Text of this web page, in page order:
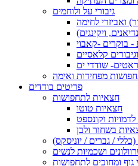
גיבורי על ולוחמים
ואביזרי לחימה
ויקינגים)
בוקרים -קאבוי
קלאסיים
שודדי ים
מפחידות ואימה
פריטים בודדים
חצאיות לתחפושות
חצאיות טוטו
וקונספט
בשחור ולבן
/ גברים / יוניסקס)
ושכמיות לנשים
גוף ומחוכים לתחפושות